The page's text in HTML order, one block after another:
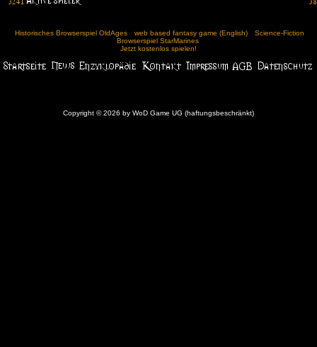
Historisches Browserspiel OldAges web based fantasy game (English)
Science-Fiction
Browserspiel StarMarines
Jetzt kostenlos spielen!
Copyright © 2026 by WoD Game UG (haftungsbeschränkt)